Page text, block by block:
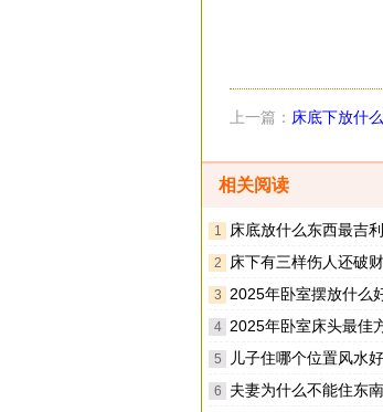
上一篇： 床底下放什
水讲究
相关阅读
1 床底放什么东西最吉
2 床下有三样伤人还破财
3 2025年卧室摆放什么好
4 2025年卧室床头最佳方位
5 儿子住哪个位置风水
6 夫妻为什么不能住东南屋